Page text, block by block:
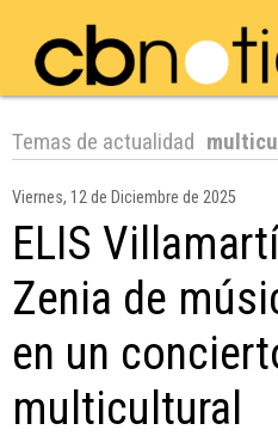
Temas de actualidad
Viernes, 12 de Diciembre de 2025
ELIS
Zenia de
en un
multicultural